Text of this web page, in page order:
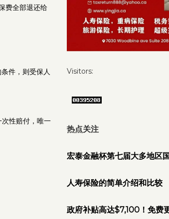
费全部退还给
件，则受保人
性赔付，唯一
Visitors:
热点关注
宏泰金融杯第七届大多地区
人寿保险的简单介绍和比较
政府补贴高达$7,100！免费